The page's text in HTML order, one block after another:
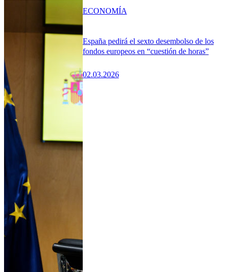
España pedirá el sexto desembolso de los
fondos europeos en “cuestión de horas”
02.03.2026
ECONOMÍA